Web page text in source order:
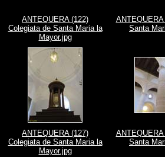
ANTEQUERA (122)
Colegiata de Santa Maria la
Mayor.jpg
Santa
ANTEQUERA (127)
Colegiata de Santa Maria la
Mayor.jpg
Santa